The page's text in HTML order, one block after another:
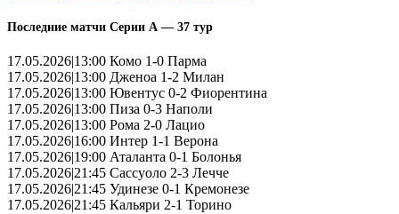
Последние матчи Серии А — 37 тур
17.05.2026|13:00 Комо 1-0 Парма
17.05.2026|13:00 Дженоа 1-2 Милан
17.05.2026|13:00 Ювентус 0-2 Фиорентина
17.05.2026|13:00 Пиза 0-3 Наполи
17.05.2026|13:00 Рома 2-0 Лацио
17.05.2026|16:00 Интер 1-1 Верона
17.05.2026|19:00 Аталанта 0-1 Болонья
17.05.2026|21:45 Сассуоло 2-3 Лечче
17.05.2026|21:45 Удинезе 0-1 Кремонезе
17.05.2026|21:45 Кальяри 2-1 Торино